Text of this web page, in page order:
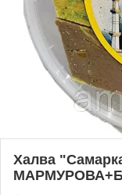
Халва